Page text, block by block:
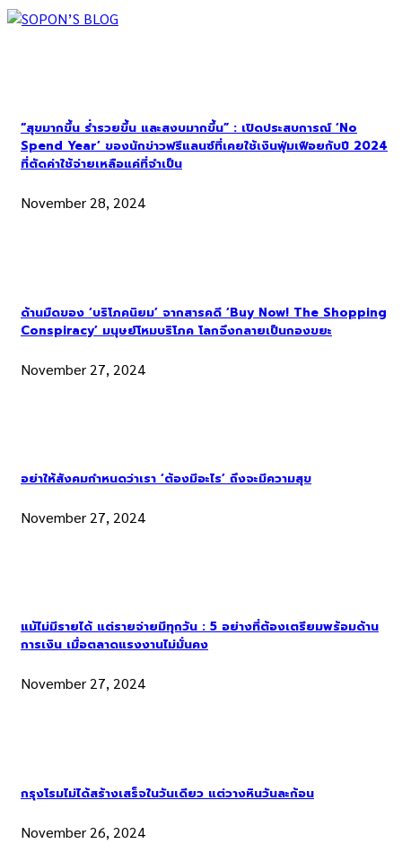
“สุขมากขึ้น ร่ำรวยขึ้น และสงบมากขึ้น” : เปิดประสบการณ์ ‘No
Spend Year’ ของนักข่าวฟรีแลนซ์ที่เคยใช้เงินฟุ่มเฟือยกับปี 2024
ที่ตัดค่าใช้จ่ายเหลือแค่ที่จำเป็น
November 28, 2024
ด้านมืดของ ‘บริโภคนิยม’ จากสารคดี ‘Buy Now! The Shopping
Conspiracy’ มนุษย์โหมบริโภค โลกจึงกลายเป็นกองขยะ
November 27, 2024
อย่าให้สังคมกำหนดว่าเรา ‘ต้องมีอะไร’ ถึงจะมีความสุข
November 27, 2024
แม้ไม่มีรายได้ แต่รายจ่ายมีทุกวัน : 5 อย่างที่ต้องเตรียมพร้อมด้าน
การเงิน เมื่อตลาดแรงงานไม่มั่นคง
November 27, 2024
กรุงโรมไม่ได้สร้างเสร็จในวันเดียว แต่วางหินวันละก้อน
November 26, 2024